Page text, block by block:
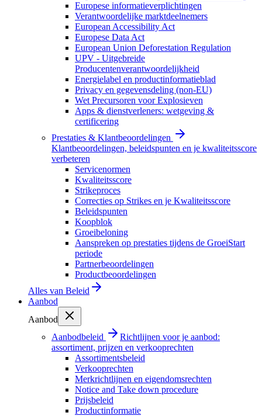
Europese informatieverplichtingen
Verantwoordelijke marktdeelnemers
European Accessibility Act
Europese Data Act
European Union Deforestation Regulation
UPV - Uitgebreide
Producentenverantwoordelijkheid
Energielabel en productinformatieblad
Privacy en gegevensdeling (non-EU)
Wet Precursoren voor Explosieven
Apps & dienstverleners: wetgeving &
certificering
Prestaties & Klantbeoordelingen
Klantbeoordelingen, beleidspunten en je kwaliteitsscore
verbeteren
Servicenormen
Kwaliteitsscore
Strikeproces
Correcties op Strikes en je Kwaliteitsscore
Beleidspunten
Koopblok
Groeibeloning
Aanspreken op prestaties tijdens de GroeiStart
periode
Partnerbeoordelingen
Productbeoordelingen
Alles van Beleid
Aanbod
Aanbod
Aanbodbeleid
Richtlijnen voor je aanbod:
assortiment, prijzen en verkooprechten
Assortimentsbeleid
Verkooprechten
Merkrichtlijnen en eigendomsrechten
Notice and Take down procedure
Prijsbeleid
Productinformatie